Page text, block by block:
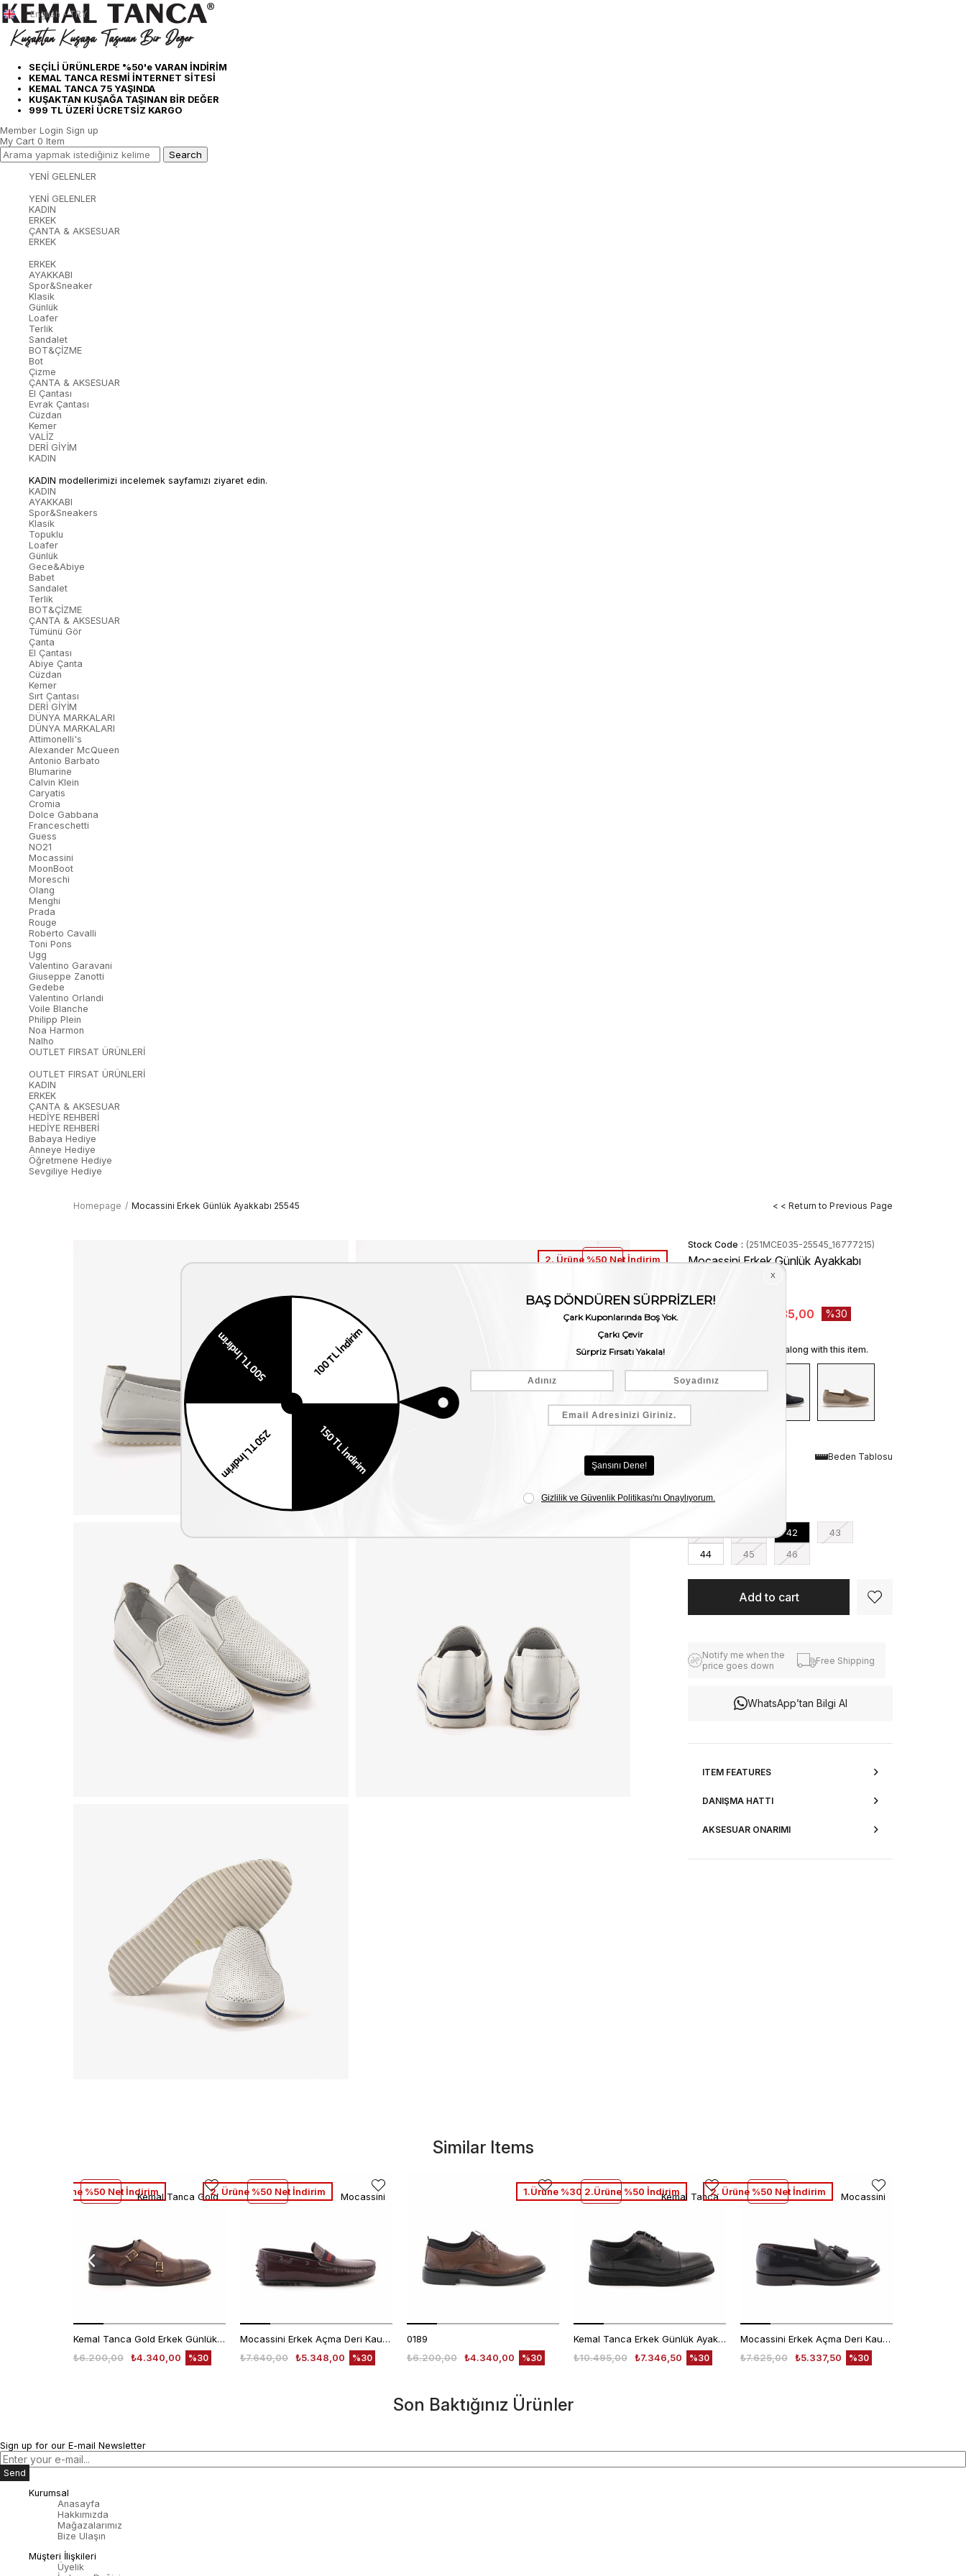
SEÇİLİ ÜRÜNLERDE %50'e VARAN İNDİRİM
KEMAL TANCA RESMİ İNTERNET SİTESİ
KEMAL TANCA 75 YAŞINDA
KUŞAKTAN KUŞAĞA TAŞINAN BİR DEĞER
999 TL ÜZERİ ÜCRETSİZ KARGO
English - TRY
Member Login Sign up
My Cart 0 Item
YENİ GELENLER
YENİ GELENLER
KADIN
ERKEK
ÇANTA & AKSESUAR
ERKEK
ERKEK
AYAKKABI
Spor&Sneaker
Klasik
Günlük
Loafer
Terlik
Sandalet
BOT&ÇİZME
Bot
Çizme
ÇANTA & AKSESUAR
El Çantası
Evrak Çantası
Cüzdan
Kemer
VALİZ
DERİ GİYİM
KADIN
KADIN modellerimizi incelemek sayfamızı ziyaret edin.
KADIN
AYAKKABI
Spor&Sneakers
Klasik
Topuklu
Loafer
Günlük
Gece&Abiye
Babet
Sandalet
Terlik
BOT&ÇİZME
ÇANTA & AKSESUAR
Tümünü Gör
Çanta
El Çantası
Abiye Çanta
Cüzdan
Kemer
Sırt Çantası
DERİ GİYİM
DÜNYA MARKALARI
DÜNYA MARKALARI
Attimonelli's
Alexander McQueen
Antonio Barbato
Blumarine
Calvin Klein
Caryatis
Cromia
Dolce Gabbana
Franceschetti
Guess
NO21
Mocassini
MoonBoot
Moreschi
Olang
Menghi
Prada
Rouge
Roberto Cavalli
Toni Pons
Ugg
Valentino Garavani
Giuseppe Zanotti
Gedebe
Valentino Orlandi
Voile Blanche
Philipp Plein
Noa Harmon
Nalho
OUTLET FIRSAT ÜRÜNLERİ
OUTLET FIRSAT ÜRÜNLERİ
KADIN
ERKEK
ÇANTA & AKSESUAR
HEDİYE REHBERİ
HEDİYE REHBERİ
Babaya Hediye
Anneye Hediye
Öğretmene Hediye
Sevgiliye Hediye
Homepage Mocassini Erkek Günlük Ayakkabı 25545 < < Return to Previous Page
2. Ürüne %50 Net İndirim
Stock Code (251MCE035-25545_16777215)
Mocassini Erkek Günlük Ayakkabı
Stock Amount
₺6.335,00 30
We recommend these along with this item.
Beden Tablosu
42
43
44
45 46
Notify me when the
price goes down
Free Shipping
WhatsApp’tan Bilgi Al
ITEM FEATURES
DANIŞMA HATTI
AKSESUAR ONARIMI
Similar Items
Kemal Tanca Gold Erkek Günlük Ayakkabı 6612-152
₺4.340,00
₺6.200,00 %30
2. Ürüne %50 Net İndirimKemal Tanca Gold
Mocassini Erkek Açma Deri Kauçuk Taban Bordo Günlük Ayakkabı
₺5.348,00
₺7.640,00 %30
2. Ürüne %50 Net İndirim Mocassini
0189
₺4.340,00
₺6.200,00 %30
Kemal Tanca Erkek Günlük Ayakkabı 9430-1
₺7.346,50
₺10.495,00 %30
1.Ürüne %30 2.Ürüne %50 İndirimKemal Tanca
Mocassini Erkek Açma Deri Kauçuk Taban Siyah Günlük Ayakkabı
₺5.337,50
₺7.625,00 %30
2. Ürüne %50 Net İndirim Mocassini
Son Baktığınız Ürünler
Sign up for our E-mail Newsletter
Send
Kurumsal
Anasayfa
Hakkımızda
Mağazalarımız
Bize Ulaşın
Müşteri İlişkileri
Üyelik